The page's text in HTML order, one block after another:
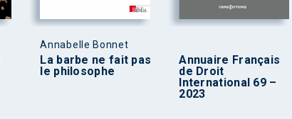
Annabelle Bonnet
La barbe ne fait pas
le philosophe
Annuaire Français
de Droit
International 69 –
2023